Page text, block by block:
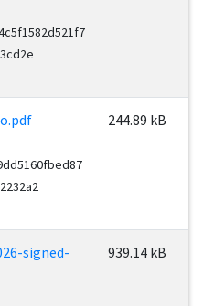
244.89 kB
signed-
939.14 kB